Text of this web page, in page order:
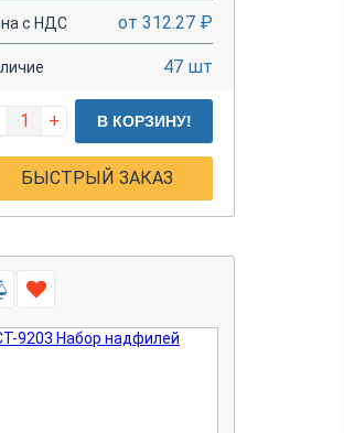
с НДС от 312.27 ₽
47 шт
+ В КОРЗИНУ!
БЫСТРЫЙ ЗАКАЗ